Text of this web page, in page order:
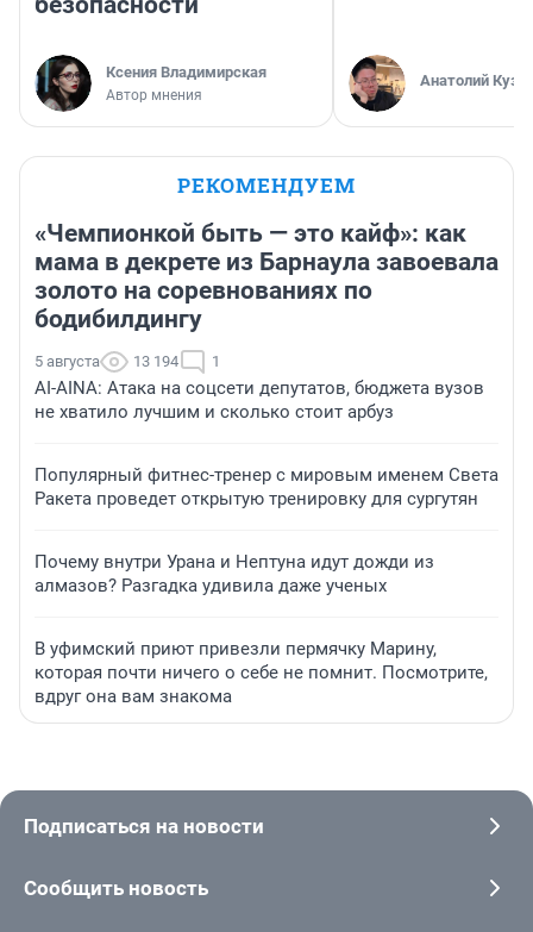
Ксения Владимирская
Автор мнения
Анатолий
РЕКОМЕНДУЕМ
«Чемпионкой быть — это кайф»: как
мама в декрете из Барнаула завоевала
золото на соревнованиях по
бодибилдингу
5 августа 13 194 1
AI-AINA: Атака на соцсети депутатов, бюджета вузов
не хватило лучшим и сколько стоит арбуз
Популярный фитнес-тренер с мировым именем Света
Ракета проведет открытую тренировку для сургутян
Почему внутри Урана и Нептуна идут дожди из
алмазов? Разгадка удивила даже ученых
В уфимский приют привезли пермячку Марину,
которая почти ничего о себе не помнит. Посмотрите,
вдруг она вам знакома
Подписаться на новости
Сообщить новость